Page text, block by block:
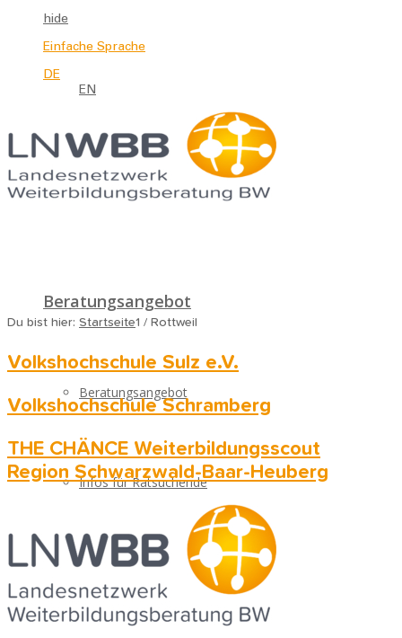
hide
Einfache Sprache
DE
EN
Beratungsangebot
Beratungsangebot
Infos für Ratsuchende
Häufige Fragen
Du bist hier: Startseite1 / Rottweil
Volkshochschule Sulz e.V.
Volkshochschule Schramberg
THE CHÄNCE Weiterbildungsscout
Region Schwarzwald-Baar-Heuberg